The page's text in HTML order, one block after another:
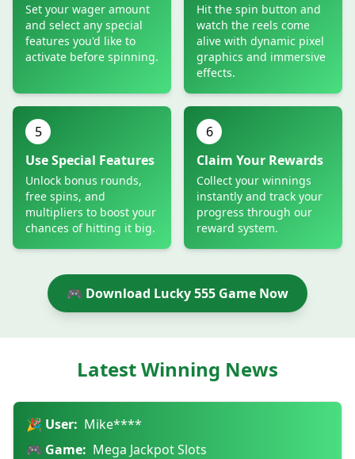
Set your wager amount
and select any special
features you'd like to
activate before spinning.
Hit the spin button and
watch the reels come
alive with dynamic pixel
graphics and immersive
effects.
5
Use Special Features
Unlock bonus rounds,
free spins, and
multipliers to boost your
chances of hitting it big.
6
Claim Your Rewards
Collect your winnings
instantly and track your
progress through our
reward system.
🎮 Download Lucky 555 Game Now
Latest Winning News
🎉 User: Mike****
🎮 Game: Mega Jackpot Slots